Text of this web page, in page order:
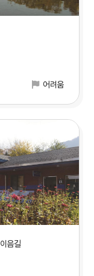
어려움
음길